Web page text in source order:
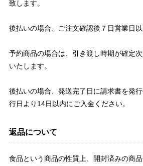
致します。
後払いの場合、ご注文確認後７日営業日以
予約商品の場合は、引き渡し時期が確定
いたします。
後払いの場合、発送完了日に請求書を発
行日より14日以内にご入金ください。
返品について
食品という商品の性質上、開封済みの商